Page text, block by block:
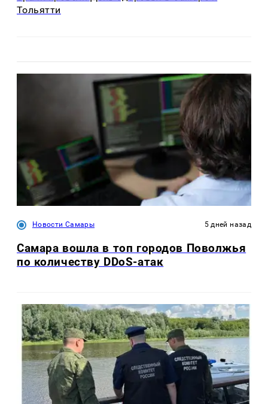
Тольятти
Новости Самары 5 дней назад
Самара вошла в топ городов Поволжья
по количеству DDoS-атак